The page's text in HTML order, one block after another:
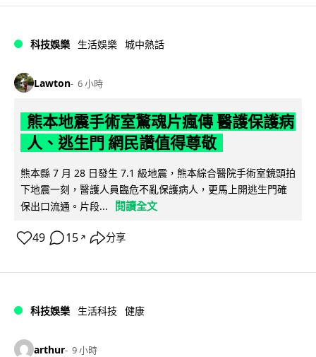
科技娛樂 生活娛樂 城中熱話
Lawton 6 小時
熊本地震手術室驚魂片瘋傳 醫護保護病
人、逃生門 網民讚值得尊敬
熊本縣 7 月 28 日發生 7.1 級地震，熊本綜合醫院手術室鏡頭拍
下地震一刻，醫護人員臨危不亂保護病人，更馬上開逃生門確
保出口流通。片段...
閱讀全文
49 15 ↗ 分享
科技娛樂 生活科技 健康
arthur 9 小時